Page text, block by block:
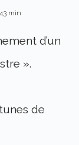
min
d’un
».
de